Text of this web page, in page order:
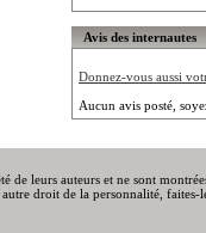
Avis des internautes
Donnez-vous aussi
Aucun avis posté,
de leurs auteurs et ne sont
droit de la personnalité,